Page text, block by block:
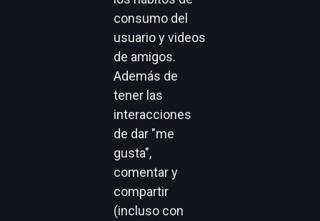
consumo del
usuario y videos
de amigos.
Además de
tener las
interacciones
de dar "me
gusta",
comentar y
compartir
(incluso con